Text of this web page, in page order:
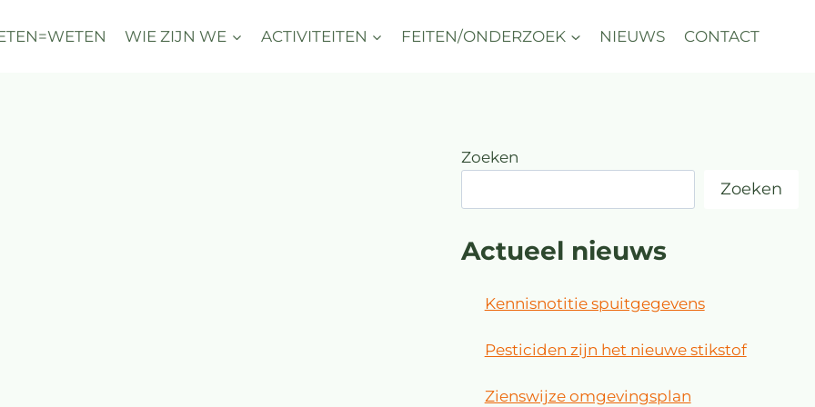
WIE ZIJN WE ACTIVITEITEN FEITEN/ONDERZOEK NIEUWS CONTACT
Zoeken
Zoeken
Actueel nieuws
Kennisnotitie spuitgegevens
Pesticiden zijn het nieuwe stikstof
Zienswijze omgevingsplan